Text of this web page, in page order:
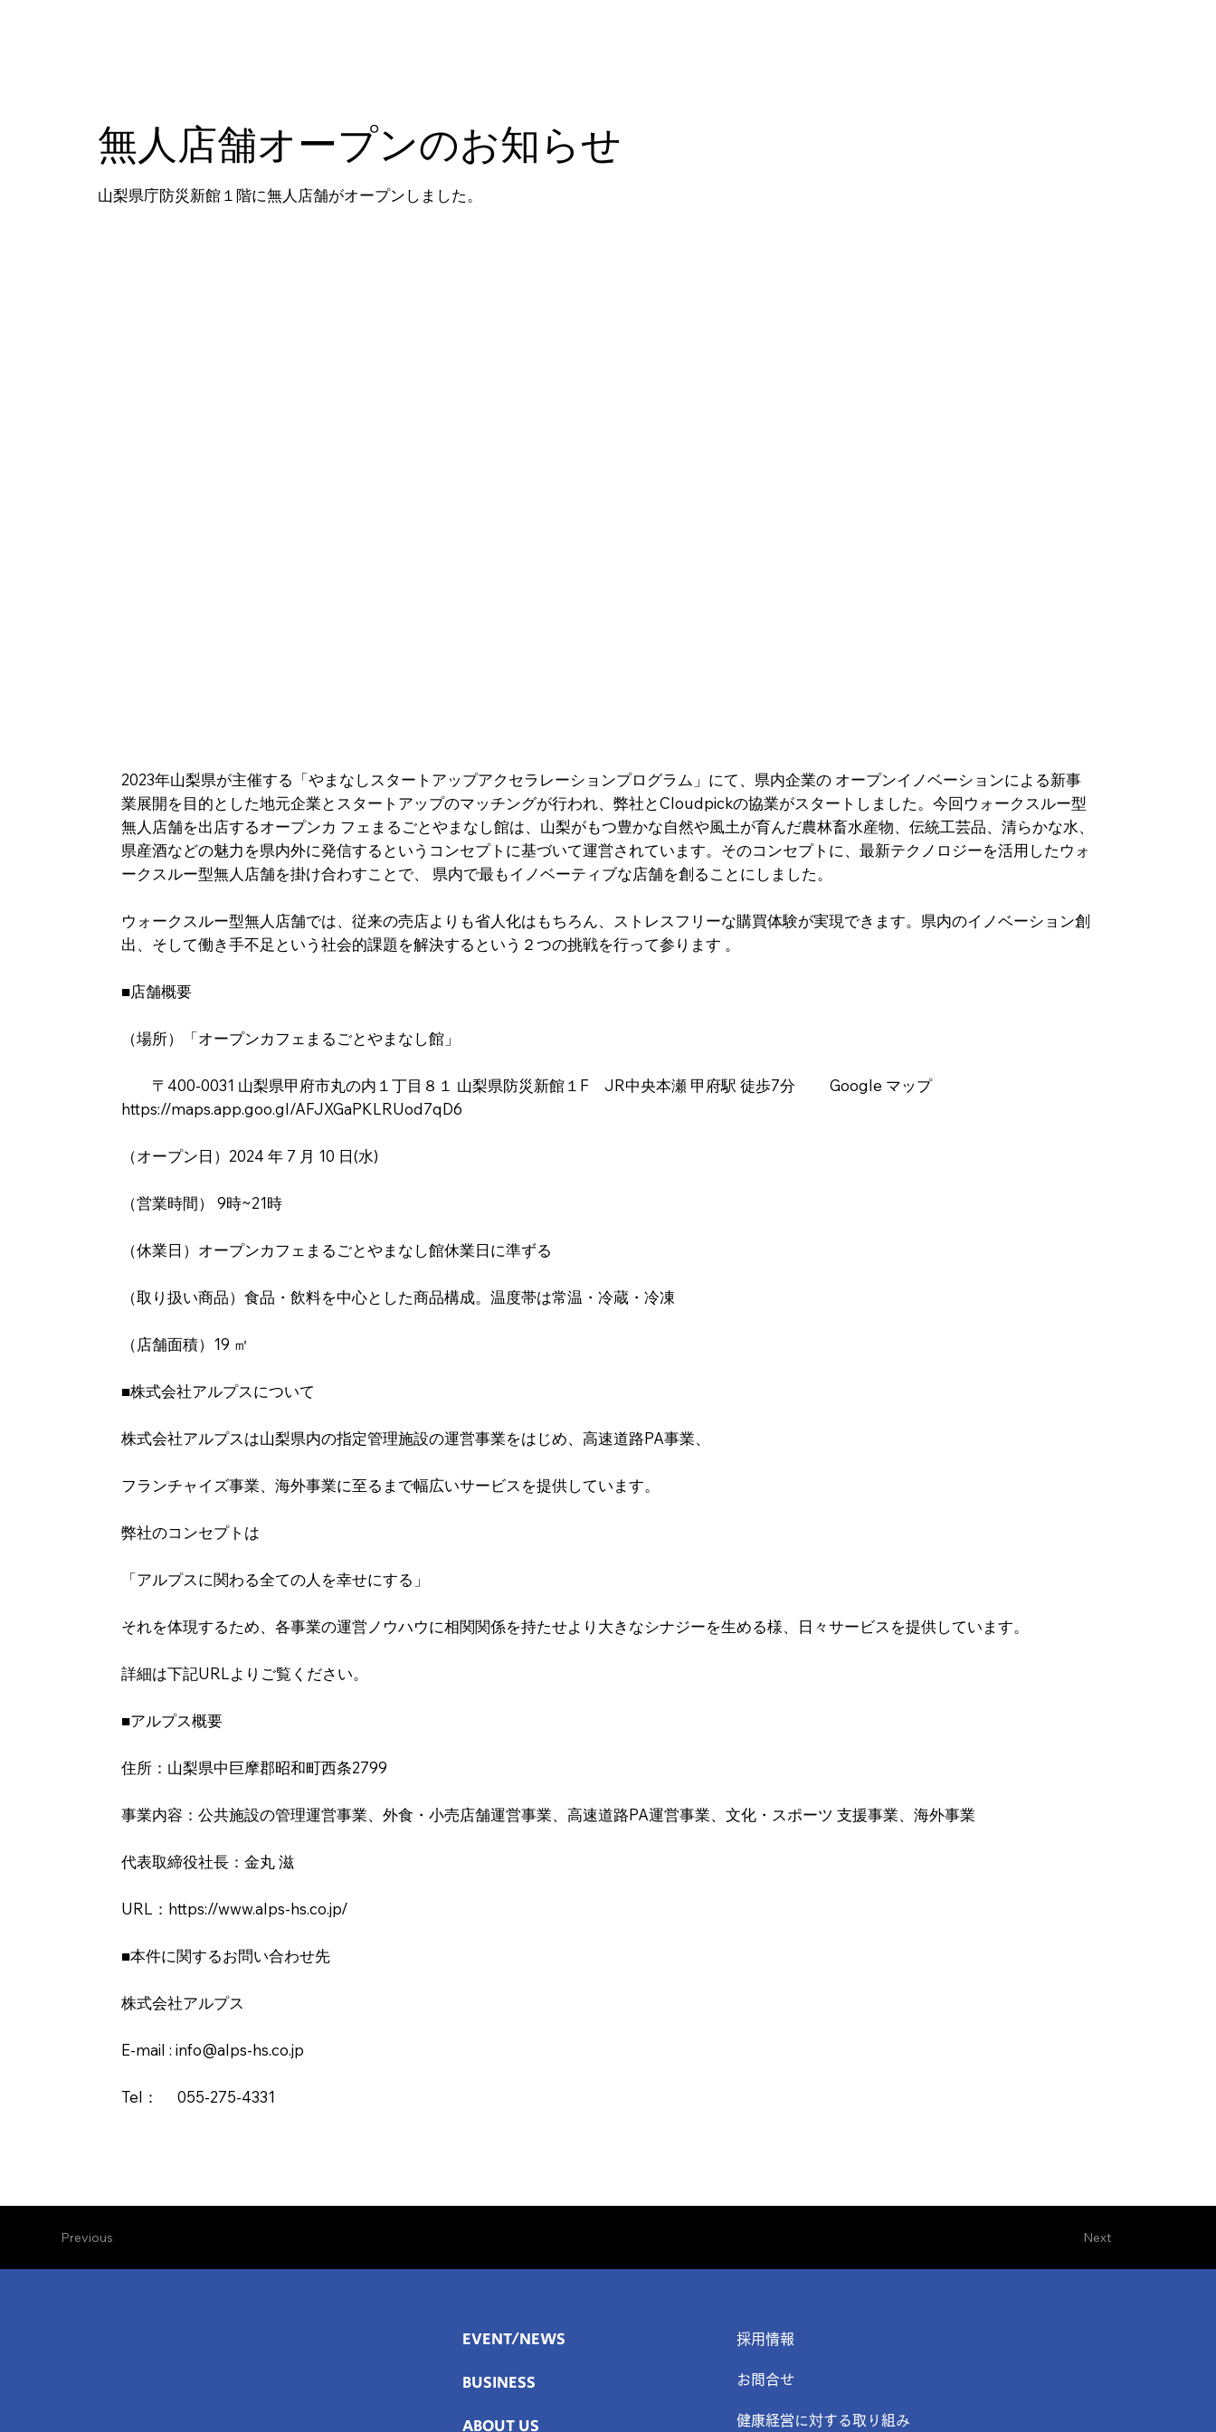
無人店舗オープンのお知らせ
山梨県庁防災新館１階に無人店舗がオープンしました。
2023年⼭梨県が主催する「やまなしスタートアップアクセラレーションプログラム」にて、県内企業の オープンイノベーションによる新事
業展開を⽬的とした地元企業とスタートアップのマッチングが⾏われ、弊社とCloudpickの協業がスタートしました。今回ウォークスルー型
無⼈店舗を出店するオープンカ フェまるごとやまなし館は、⼭梨がもつ豊かな⾃然や⾵⼟が育んだ農林畜⽔産物、伝統⼯芸品、清らかな⽔、
県産酒などの魅⼒を県内外に発信するというコンセプトに基づいて運営されています。そのコンセプトに、最新テクノロジーを活⽤したウォ
ークスルー型無⼈店舗を掛け合わすことで、 県内で最もイノベーティブな店舗を創ることにしました。
ウォークスルー型無⼈店舗では、従来の売店よりも省⼈化はもちろん、ストレスフリーな購買体験が実現できます。県内のイノベーション創
出、そして働き⼿不⾜という社会的課題を解決するという２つの挑戦を⾏って参ります 。
■店舗概要
（場所）「オープンカフェまるごとやまなし館」
〒400-0031 ⼭梨県甲府市丸の内１丁⽬８­１ ⼭梨県防災新館１F JR中央本瀬 甲府駅 徒歩7分 Google マップ
https://maps.app.goo.gl/AFJXGaPKLRUod7qD6
（オープン⽇）2024 年 7 ⽉ 10 ⽇(⽔)
（営業時間） 9時~21時
（休業⽇）オープンカフェまるごとやまなし館休業⽇に準ずる
（取り扱い商品）⾷品・飲料を中⼼とした商品構成。温度帯は常温・冷蔵・冷凍
（店舗⾯積）19 ㎡
■株式会社アルプスについて
株式会社アルプスは山梨県内の指定管理施設の運営事業をはじめ、高速道路PA事業、
フランチャイズ事業、海外事業に至るまで幅広いサービスを提供しています。
弊社のコンセプトは
「アルプスに関わる全ての人を幸せにする」
それを体現するため、各事業の運営ノウハウに相関関係を持たせより大きなシナジーを生める様、日々サービスを提供しています。
詳細は下記URLよりご覧ください。
■アルプス概要
住所：⼭梨県中巨摩郡昭和町⻄条2799
事業内容：公共施設の管理運営事業、外⾷・⼩売店舗運営事業、⾼速道路PA運営事業、⽂化・スポーツ ⽀援事業、海外事業
代表取締役社⻑：⾦丸 滋
URL： https://www.alps-hs.co.jp/
■本件に関するお問い合わせ先
株式会社アルプス
E-mail :info@alps-hs.co.jp
Tel： 055-275-4331
Next
Previous
EVENT/NEWS
BUSINESS
ABOUT US
採用情報
お問合せ
健康経営に対する取り組み